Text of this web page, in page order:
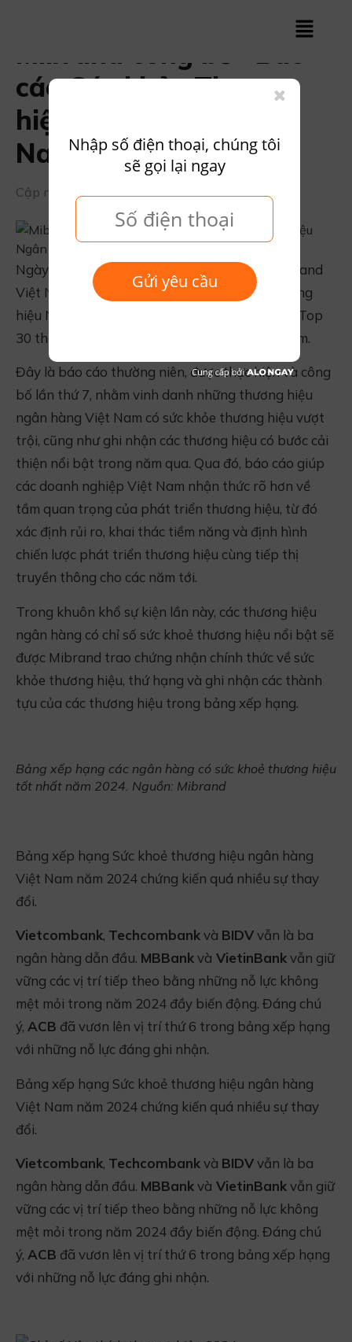
Mibrand công bố “Báo
cáo Sức khỏe Thương
hiệu Ngân hàng Việt
Nam 2024”
Cập nhật ngày 09/05/2025
Ngày 22/4, Công ty nghiên cứu thị trường Mibrand
Việt Nam đã công bố “Báo cáo Sức khỏe Thương
hiệu Ngân hàng Việt Nam 2024” và vinh danh Top
30 thương hiệu ngân hàng mạnh nhất Việt Nam.
Đây là báo cáo thường niên, được thực hiện và công
bố lần thứ 7, nhằm vinh danh những thương hiệu
ngân hàng Việt Nam có sức khỏe thương hiệu vượt
trội, cũng như ghi nhận các thương hiệu có bước cải
thiện nổi bật trong năm qua. Qua đó, báo cáo giúp
các doanh nghiệp Việt Nam nhận thức rõ hơn về
tầm quan trọng của phát triển thương hiệu, từ đó
xác định rủi ro, khai thác tiềm năng và định hình
chiến lược phát triển thương hiệu cùng tiếp thị
truyền thông cho các năm tới.
Trong khuôn khổ sự kiện lần này, các thương hiệu
ngân hàng có chỉ số sức khoẻ thương hiệu nổi bật sẽ
được Mibrand trao chứng nhận chính thức về sức
khỏe thương hiệu, thứ hạng và ghi nhận các thành
tựu của các thương hiệu trong bảng xếp hạng.
Bảng xếp hạng các ngân hàng có sức khoẻ thương hiệu
tốt nhất năm 2024. Nguồn: Mibrand
Bảng xếp hạng Sức khoẻ thương hiệu ngân hàng
Việt Nam năm 2024 chứng kiến quá nhiều sự thay
đổi.
Vietcombank, Techcombankvà BIDVvẫn là ba
ngân hàng dẫn đầu. MBBankvà VietinBankvẫn giữ
vững các vị trí tiếp theo bằng những nỗ lực không
mệt mỏi trong năm 2024 đầy biến động. Đáng chú
ý, ACB đã vươn lên vị trí thứ 6 trong bảng xếp hạng
với những nỗ lực đáng ghi nhận.
Bảng xếp hạng Sức khoẻ thương hiệu ngân hàng
Việt Nam năm 2024 chứng kiến quá nhiều sự thay
đổi.
Vietcombank, Techcombankvà BIDVvẫn là ba
ngân hàng dẫn đầu. MBBankvà VietinBankvẫn giữ
vững các vị trí tiếp theo bằng những nỗ lực không
mệt mỏi trong năm 2024 đầy biến động. Đáng chú
ý, ACB đã vươn lên vị trí thứ 6 trong bảng xếp hạng
với những nỗ lực đáng ghi nhận.
Nhập số điện thoại, chúng tôi
sẽ gọi lại ngay
Gửi yêu cầu